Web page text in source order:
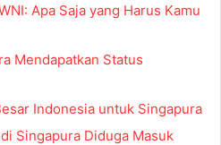
Apa Saja yang Harus Kamu
Mendapatkan Status
Indonesia untuk Singapura
Singapura Diduga Masuk